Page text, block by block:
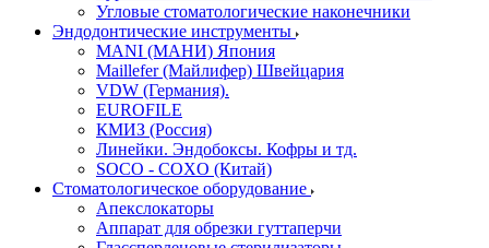
Угловые стоматологические наконечники
Эндодонтические инструменты
MANI (МАНИ) Япония
Maillefer (Майлифер) Швейцария
VDW (Германия).
EUROFILE
КМИЗ (Россия)
Линейки. Эндобоксы. Кофры и тд.
SOCO - COXO (Китай)
Стоматологическое оборудование
Апекслокаторы
Аппарат для обрезки гуттаперчи